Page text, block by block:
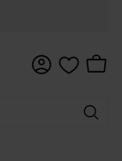
Favoriter